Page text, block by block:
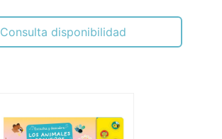
Consulta disponibilidad